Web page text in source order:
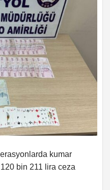
kumar
bin 211 lira ceza